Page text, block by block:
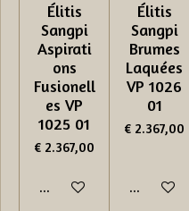
Élitis
Sangpi
Aspirati
ons
Fusionell
es VP
1025 01
€ 2.367,00
In winkelwagen
Élitis
Sangpi
Brumes
Laquées
VP 1026
01
€ 2.367,00
In